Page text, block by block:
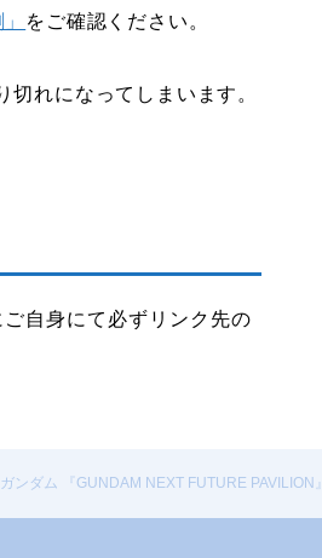
をご確認ください。
れになってしまいます。
自身にて必ずリンク先の
ダム 『GUNDAM NEXT FUTURE PAVILION』